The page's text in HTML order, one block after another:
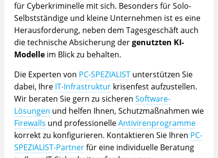
für Cyberkriminelle mit sich. Besonders für Solo-
Selbstständige und kleine Unternehmen ist es eine
Herausforderung, neben dem Tagesgeschäft auch
die technische Absicherung dergenutzten KI-
Modelleim Blick zu behalten.
Die Experten von PC-SPEZIALISTunterstützen Sie
dabei, Ihre IT-Infrastrukturkrisenfest aufzustellen.
Wir beraten Sie gern zu sicheren Software-
Lösungen und helfen Ihnen, Schutzmaßnahmen wie
Firewalls und professionelleAntivirenprogramme
korrekt zu konfigurieren. Kontaktieren Sie Ihren PC-
SPEZIALIST-Partnerfür eine individuelle Beratung